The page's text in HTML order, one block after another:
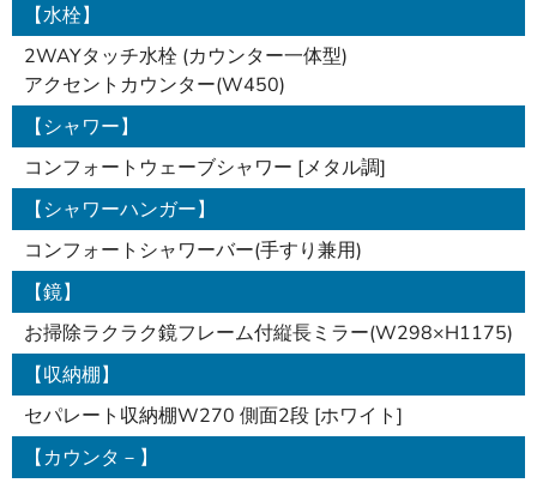
【水栓】
2WAYタッチ水栓 (カウンター一体型)
アクセントカウンター(W450)
【シャワー】
コンフォートウェーブシャワー [メタル調]
【シャワーハンガー】
コンフォートシャワーバー(手すり兼用)
【鏡】
お掃除ラクラク鏡フレーム付縦長ミラー(W298×H1175)
【収納棚】
セパレート収納棚W270 側面2段 [ホワイト]
【カウンタ－】